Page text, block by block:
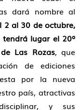
dará nombre al
2 al 30 de octubre,
lugar el 20º
Las Rozas, que
de ediciones
por la nueva
país, atractivas
y sus